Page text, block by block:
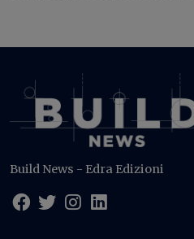
Build News - Edra Edizioni